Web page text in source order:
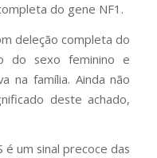
do gene NF1.
deleção completa do
do sexo feminino e
na família. Ainda não
deste achado,
é um sinal precoce das